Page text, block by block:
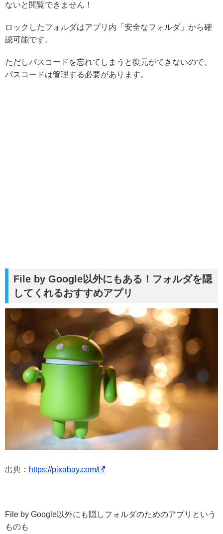
ないと閲覧できません！
ロックしたフォルダはアプリ内「安全なフォルダ」から確
認可能です。
ただしパスコードを忘れてしまうと復元ができないので、
パスコードは管理する必要があります。
File by Google以外にもある！フォルダを隠
してくれるおすすめアプリ
出典： https://pixabay.com/
File by Google以外にも隠しフォルダのためのアプリという
ものも